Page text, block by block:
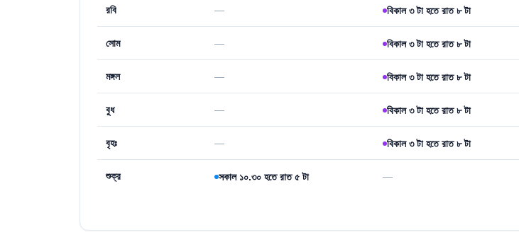
রবি — বিকাল ৩ টা হতে রাত ৮ টা
সোম — বিকাল ৩ টা হতে রাত ৮ টা
মঙ্গল — বিকাল ৩ টা হতে রাত ৮ টা
বুধ — বিকাল ৩ টা হতে রাত ৮ টা
বৃহঃ — বিকাল ৩ টা হতে রাত ৮ টা
শুক্র সকাল ১০.৩০ হতে রাত ৫ টা —